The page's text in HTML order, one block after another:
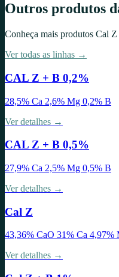
Outros produtos
Conheça mais produtos Cal Z
Ver todas as linhas →
CAL Z + B 0,2%
28,5% Ca 2,6% Mg 0,2% B
Ver detalhes →
CAL Z + B 0,5%
27,9% Ca 2,5% Mg 0,5% B
Ver detalhes →
Cal Z
43,36% CaO 31% Ca 4,97%
Ver detalhes →